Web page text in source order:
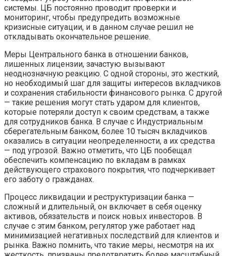
системы. ЦБ постоянно проводит проверки и
мониторинг, чтобы предупредить возможные
кризисные ситуации, и в данном случае решил не
откладывать окончательное решение.
Меры Центрального банка в отношении банков,
лишенных лицензии, зачастую вызывают
неоднозначную реакцию. С одной стороны, это жесткий,
но необходимый шаг для защиты интересов вкладчиков
и сохранения стабильности финансового рынка. С другой
— такие решения могут стать ударом для клиентов,
которые потеряли доступ к своим средствам, а также
для сотрудников банка. В случае с Индустриальным
сберегательным банком, более 10 тысяч вкладчиков
оказались в ситуации неопределенности, а их средства
— под угрозой. Важно отметить, что ЦБ пообещал
обеспечить компенсацию по вкладам в рамках
действующего страхового покрытия, что подчеркивает
его заботу о гражданах.
Процесс ликвидации и реструктуризации банка —
сложный и длительный, он включает в себя оценку
активов, обязательств и поиск новых инвесторов. В
случае с этим банком, регулятор уже работает над
минимизацией негативных последствий для клиентов и
рынка. Важно помнить, что такие меры, несмотря на их